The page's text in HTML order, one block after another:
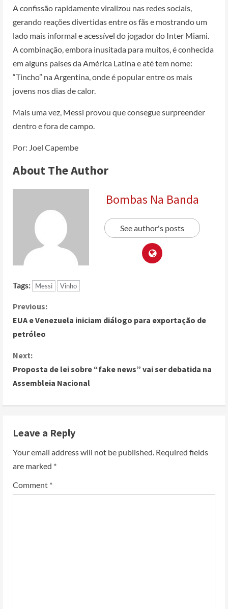
A confissão rapidamente viralizou nas redes sociais,
gerando reações divertidas entre os fãs e mostrando um
lado mais informal e acessível do jogador do Inter Miami.
A combinação, embora inusitada para muitos, é conhecida
em alguns países da América Latina e até tem nome:
“Tincho” na Argentina, onde é popular entre os mais
jovens nos dias de calor.
Mais uma vez, Messi provou que consegue surpreender
dentro e fora de campo.
Por: Joel Capembe
About The Author
Bombas Na Banda
See author's posts
Tags: Messi Vinho
Previous:
EUA e Venezuela iniciam diálogo para exportação de
petróleo
Next:
Proposta de lei sobre “fake news” vai ser debatida na
Assembleia Nacional
Leave a Reply
Your email address will not be published. Required fields
are marked *
Comment *